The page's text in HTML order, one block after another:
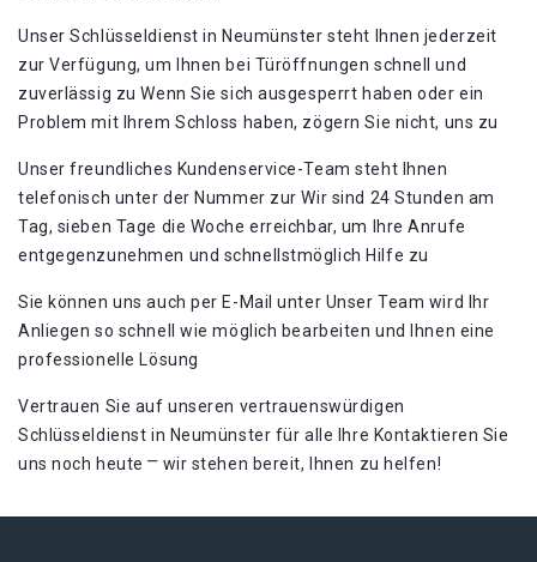
Unser Schlüsseldienst in Neumünster steht Ihnen jederzeit
zur Verfügung, um Ihnen bei Türöffnungen schnell und
zuverlässig zu Wenn Sie sich ausgesperrt haben oder ein
Problem mit Ihrem Schloss haben, zögern Sie nicht, uns zu
Unser freundliches Kundenservice-Team steht Ihnen
telefonisch unter der Nummer zur Wir sind 24 Stunden am
Tag, sieben Tage die Woche erreichbar, um Ihre Anrufe
entgegenzunehmen und schnellstmöglich Hilfe zu
Sie können uns auch per E-Mail unter Unser Team wird Ihr
Anliegen so schnell wie möglich bearbeiten und Ihnen eine
professionelle Lösung
Vertrauen Sie auf unseren vertrauenswürdigen
Schlüsseldienst in Neumünster für alle Ihre Kontaktieren Sie
uns noch heute ⎻ wir stehen bereit, Ihnen zu helfen!